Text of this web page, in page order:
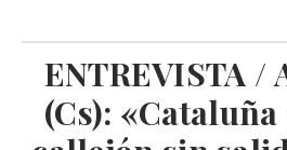
ENTREVISTA /
(Cs):